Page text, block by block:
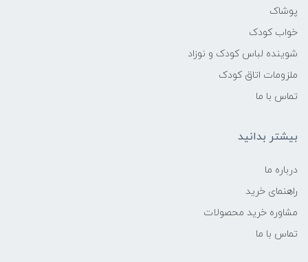
پوشاک
خواب کودک
شوینده لباس کودک و نوزاد
ملزومات اتاق کودک
تماس با ما
بیشتر بدانید
درباره ما
راهنمای خرید
مشاوره خرید محصولات
تماس با ما